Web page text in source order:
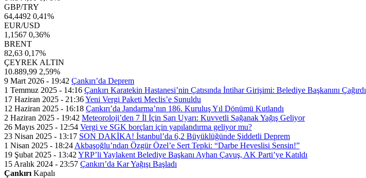
GBP/TRY
64,4492 0,41%
EUR/USD
1,1567 0,36%
BRENT
82,63 0,17%
ÇEYREK ALTIN
10.889,99 2,59%
9 Mart 2026 - 19:42 Çankırı’da Deprem
1 Temmuz 2025 - 14:16 Çankırı Karatekin Hastanesi’nin Çatısında İntihar Girişimi: Belediye Başkanını Çağırdı
17 Haziran 2025 - 21:36Yeni Vergi Paketi Meclis’e Sunuldu
12 Haziran 2025 - 16:18 Çankırı’da Jandarma’nın 186. Kuruluş Yıl Dönümü Kutlandı
2 Haziran 2025 - 19:42 Meteoroloji’den 7 İl İçin Sarı Uyarı: Kuvvetli Sağanak Yağış Geliyor
26 Mayıs 2025 - 12:54 Vergi ve SGK borçları için yapılandırma geliyor mu?
23 Nisan 2025 - 13:17 SON DAKİKA! İstanbul’da 6,2 Büyüklüğünde Şiddetli Deprem
1 Nisan 2025 - 18:24 Akbaşoğlu’ndan Özgür Özel’e Sert Tepki: “Darbe Heveslisi Sensin!”
19 Şubat 2025 - 13:42 YRP’li Yaylakent Belediye Başkanı Ayhan Çavuş, AK Parti’ye Katıldı
15 Aralık 2024 - 23:57 Çankırı’da Kar Yağışı Başladı
Çankırı Kapalı